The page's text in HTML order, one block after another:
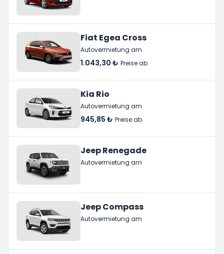
Fiat Egea Cross
Autovermietung am
1.043,30 ₺ Preise ab
Kia Rio
Autovermietung am
945,85 ₺ Preise ab
Jeep Renegade
Autovermietung am
Jeep Compass
Autovermietung am